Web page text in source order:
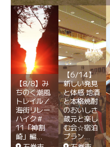
【8/8】み
ちのく潮風
トレイル／
海街リレー
ハイク＃
11「神割
崎」編
【6/14】
新しい発見
と体感 地酒
と本格焼酎
のおいしさ
蔵元と楽し
む会☆宿泊
プラン